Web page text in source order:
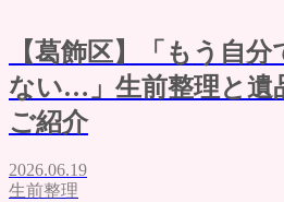
よくある質問
評価・口コミ
会社概要
ブログ
お問い合わせ
【葛飾区】「もう自
ない…」生前整理と遺
ご紹介
2026.06.19
生前整理